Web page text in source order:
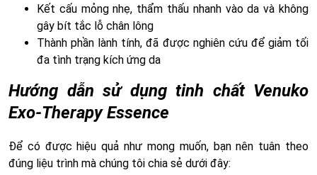
Kết cấu mỏng nhẹ, thẩm thấu nhanh vào da và không
gây bít tắc lỗ chân lông
Thành phần lành tính, đã được nghiên cứu để giảm tối
đa tình trạng kích ứng da
Hướng dẫn sử dụng tinh chất Venuko
Exo-Therapy Essence
Để có được hiệu quả như mong muốn, bạn nên tuân theo
đúng liệu trình mà chúng tôi chia sẻ dưới đây: